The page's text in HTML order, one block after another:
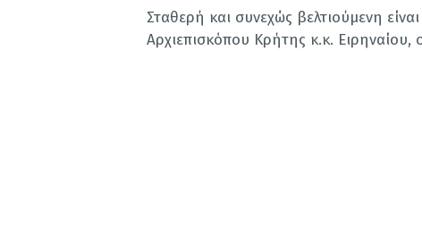
Σταθερή και συνεχώς βελτιούμενη
Αρχιεπισκόπου Κρήτης κ.κ. Ειρηναίου,